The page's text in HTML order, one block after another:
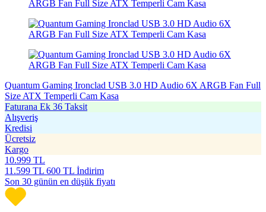
Quantum Gaming Ironclad USB 3.0 HD Audio 6X ARGB Fan Full
Size ATX Temperli Cam Kasa
Faturana Ek 36 Taksit
Alışveriş
Kredisi
Ücretsiz
Kargo
10.999 TL
11.599 TL 600 TL İndirim
Son 30 günün en düşük fiyatı